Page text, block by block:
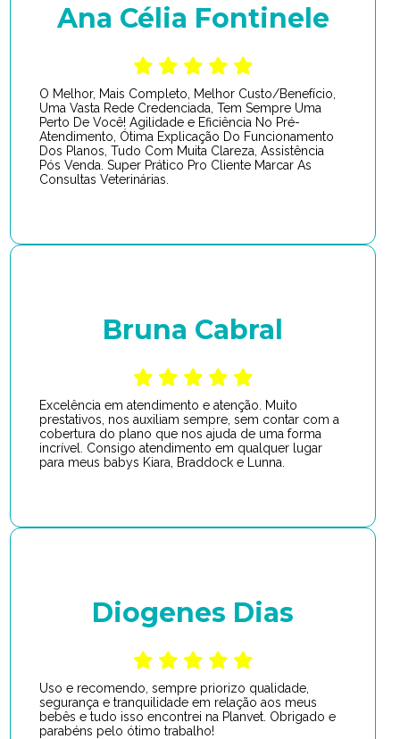
Ana Célia Fontinele
O Melhor, Mais Completo, Melhor Custo/Benefício,
Uma Vasta Rede Credenciada, Tem Sempre Uma
Perto De Você! Agilidade e Eficiência No Pré-
Atendimento, Ótima Explicação Do Funcionamento
Dos Planos, Tudo Com Muita Clareza, Assistência
Pós Venda. Super Prático Pro Cliente Marcar As
Consultas Veterinárias.
Bruna Cabral
Excelência em atendimento e atenção. Muito
prestativos, nos auxiliam sempre, sem contar com a
cobertura do plano que nos ajuda de uma forma
incrível. Consigo atendimento em qualquer lugar
para meus babys Kiara, Braddock e Lunna.
Diogenes Dias
Uso e recomendo, sempre priorizo qualidade,
segurança e tranquilidade em relação aos meus
bebês e tudo isso encontrei na Planvet. Obrigado e
parabéns pelo ótimo trabalho!